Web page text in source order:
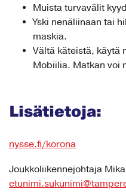
Muista turvavälit
Yski nenäliinaan tai
maskia.
Vältä käteistä, käytä
Mobiilia. Matkan voi
Lisätietoja:
nysse.fi/korona
Joukkoliikennejohtaja